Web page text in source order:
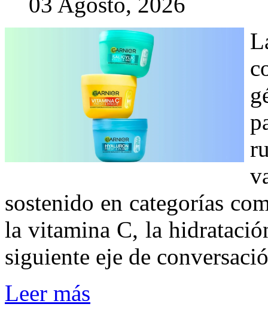
sostenido en categorías
la vitamina C, la
siguiente eje de
Leer más